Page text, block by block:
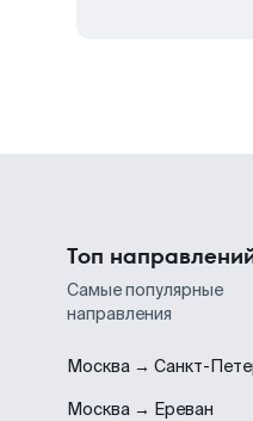
Топ
Самые популярные
направления
Москва → Санкт-
Москва → Ереван